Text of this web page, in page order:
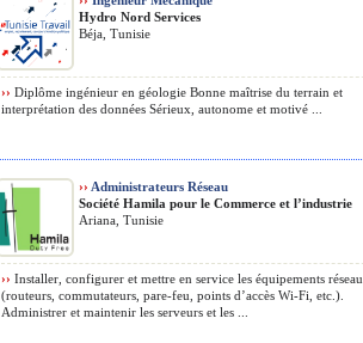
Hydro Nord Services
Béja, Tunisie
›› Diplôme ingénieur en géologie Bonne maîtrise du terrain et
interprétation des données Sérieux, autonome et motivé ...
›› Administrateurs Réseau
Société Hamila pour le Commerce et l’industrie
Ariana, Tunisie
›› Installer, configurer et mettre en service les équipements réseau
(routeurs, commutateurs, pare-feu, points d’accès Wi-Fi, etc.).
Administrer et maintenir les serveurs et les ...